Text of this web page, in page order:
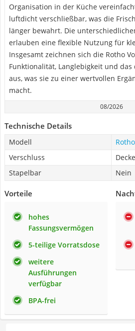
Organisation in der Küche
luftdicht verschließbar, was die
länger bewahrt. Die
erlauben eine flexible Nutzung für
Insgesamt zeichnen sich die Rotho
Funktionalität, Langlebigkeit und
aus, was sie zu einer wertvollen
macht.
08/2026
Technische Details
Modell
Verschluss
Stapelbar
Nein
Vorteile
hohes
Fassungsvermögen
5-teilige Vorratsdose
weitere
Ausführungen
verfügbar
BPA-frei